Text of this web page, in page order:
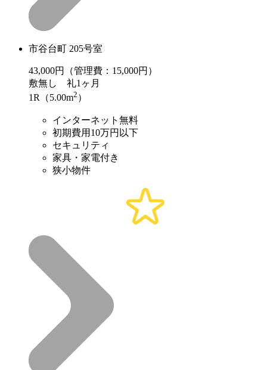
市谷台町 205号室
43,000円（管理費：15,000円）
敷無し 礼1ヶ月
1R（5.00m2 ）
インターネット無料
初期費用10万円以下
セキュリティ
家具・家電付き
狭小物件